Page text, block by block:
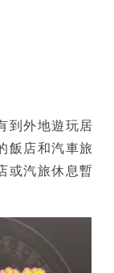
到外地遊玩居
飯店和汽車旅
或汽旅休息暫